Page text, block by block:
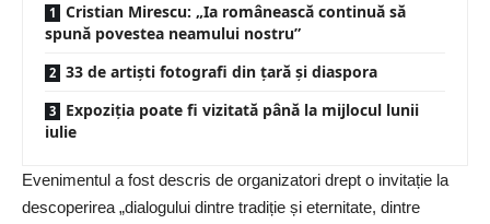
Cristian Mirescu: „Ia românească continuă să
spună povestea neamului nostru”
33 de artiști fotografi din țară și diaspora
Expoziția poate fi vizitată până la mijlocul lunii
iulie
Evenimentul a fost descris de organizatori drept o invitație la
descoperirea „dialogului dintre tradiție și eternitate, dintre